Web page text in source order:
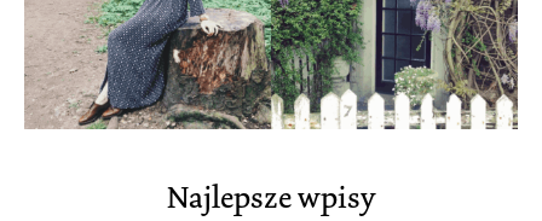
Najlepsze wpisy